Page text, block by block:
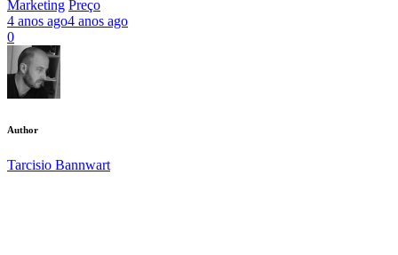
Marketing Preço
4 anos ago4 anos ago
0
Author
Tarcisio Bannwart